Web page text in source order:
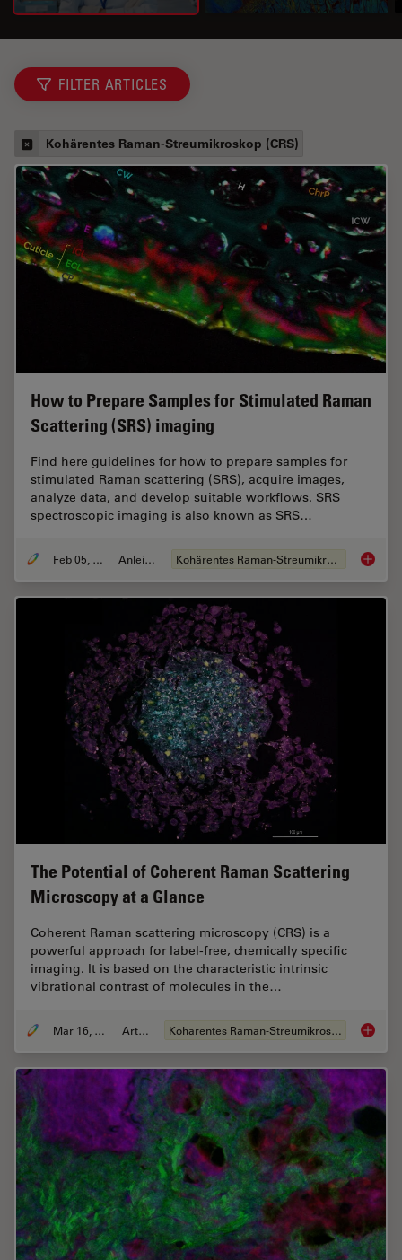
FILTER ARTICLES
Kohärentes Raman-Streumikroskop (CRS)
How to Prepare Samples for Stimulated Raman
Scattering (SRS) imaging
Find here guidelines for how to prepare samples for
stimulated Raman scattering (SRS), acquire images,
analyze data, and develop suitable workflows. SRS
spectroscopic imaging is also known as SRS…
Feb 05, 2024 Anleitung Kohärentes Raman-Streumikroskop (CRS) How to
The Potential of Coherent Raman Scattering
Microscopy at a Glance
Coherent Raman scattering microscopy (CRS) is a
powerful approach for label-free, chemically specific
imaging. It is based on the characteristic intrinsic
vibrational contrast of molecules in the…
Mar 16, 2022 Artikel Kohärentes Raman-Streumikroskop (CRS) The